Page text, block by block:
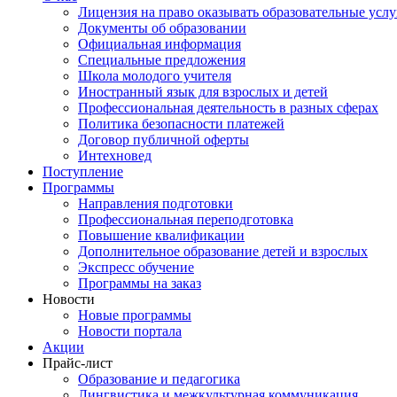
Лицензия на право оказывать образовательные
Документы об образовании
Официальная информация
Специальные предложения
Школа молодого учителя
Иностранный язык для взрослых и детей
Профессиональная деятельность в разных сферах
Политика безопасности платежей
Договор публичной оферты
Интехновед
Поступление
Программы
Направления подготовки
Профессиональная переподготовка
Повышение квалификации
Дополнительное образование детей и взрослых
Экспресс обучение
Программы на заказ
Новости
Новые программы
Новости портала
Акции
Прайс-лист
Образование и педагогика